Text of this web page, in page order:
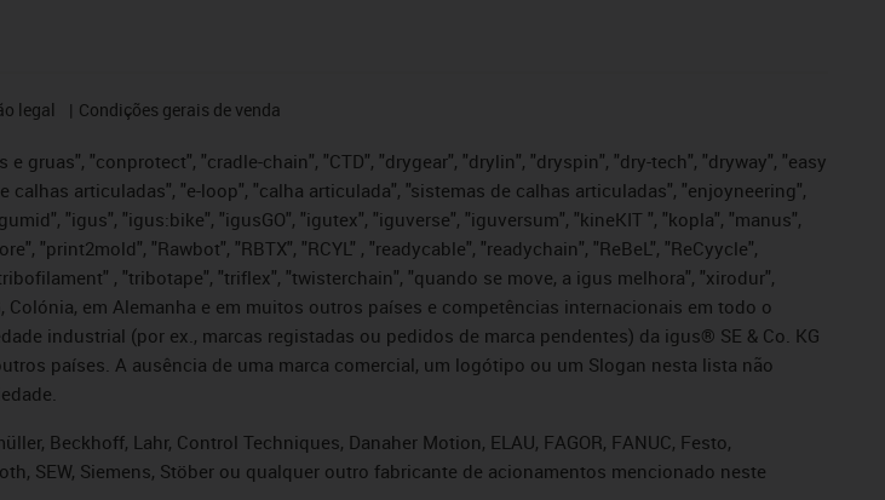
legal Condições gerais de venda
gruas", "conprotect", "cradle-chain", "CTD", "drygear", "drylin", "dryspin", "dry-tech", "dryway", "easy
articuladas", "e-loop", "calha articulada", "sistemas de calhas articuladas", "enjoyneering",
"igus", "igus:bike", "igusGO", "igutex", "iguverse", "iguversum", "kineKIT ", "kopla", "manus",
"Rawbot", "RBTX", "RCYL" , "readycable", "readychain", "ReBeL", "ReCyycle",
, "tribotape", "triflex", "twisterchain", "quando se move, a igus melhora", "xirodur",
em Alemanha e em muitos outros países e competências internacionais em todo o
industrial (por ex., marcas registadas ou pedidos de marca pendentes) da igus® SE & Co. KG
países. A ausência de uma marca comercial, um logótipo ou um Slogan nesta lista não
Beckhoff, Lahr, Control Techniques, Danaher Motion, ELAU, FAGOR, FANUC, Festo,
SEW, Siemens, Stöber ou qualquer outro fabricante de acionamentos mencionado neste